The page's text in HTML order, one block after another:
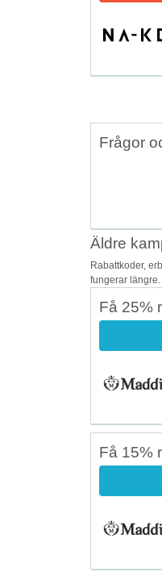
Frågor
Äldre
Rabattkoder,
fungerar
Få 25%
Få 15%